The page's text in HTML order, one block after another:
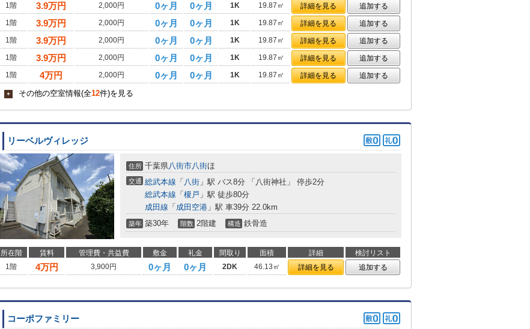
1階
3.9万円 2,000円 0ヶ月 0ヶ月 1K 19.87㎡ 詳細を見る
追加する
1階
3.9万円 2,000円 0ヶ月 0ヶ月 1K 19.87㎡ 詳細を見る
追加する
1階
3.9万円 2,000円 0ヶ月 0ヶ月 1K 19.87㎡ 詳細を見る
追加する
1階
3.9万円 2,000円 0ヶ月 0ヶ月 1K 19.87㎡ 詳細を見る
追加する
1階
4万円 2,000円 0ヶ月 0ヶ月 1K 19.87㎡ 詳細を見る 追加する
+ その他の空室情報(全12件)を見る
リーベルヴィレッジ
住所 千葉県八街市八街ほ
交通 総武本線 「 八街 」駅 バス8分 「八街神社」 停歩2分
総武本線 「 榎戸 」駅 徒歩80分
成田線 「 成田空港 」駅 車39分 22.0km
築年 築30年 階数 2階建 構造 鉄骨造
所在階 賃料 管理費・共益費 敷金 礼金 間取り 面積 詳細
検討リスト
1階
4万円 3,900円 0ヶ月 0ヶ月 2DK 46.13㎡ 詳細を見る 追加する
コーポファミリー